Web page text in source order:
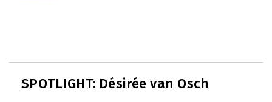
SPOTLIGHT: Désirée van Osch